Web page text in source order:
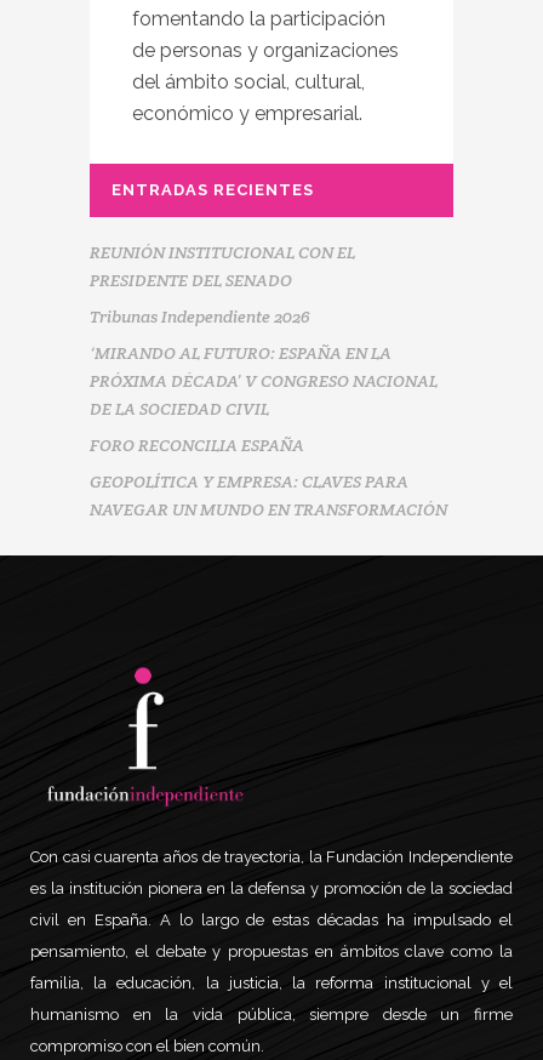
fomentando la participación
de personas y organizaciones
del ámbito social, cultural,
económico y empresarial.
ENTRADAS RECIENTES
REUNIÓN INSTITUCIONAL CON EL
PRESIDENTE DEL SENADO
Tribunas Independiente 2026
‘MIRANDO AL FUTURO: ESPAÑA EN LA
PRÓXIMA DÉCADA’ V CONGRESO NACIONAL
DE LA SOCIEDAD CIVIL
FORO RECONCILIA ESPAÑA
GEOPOLÍTICA Y EMPRESA: CLAVES PARA
NAVEGAR UN MUNDO EN TRANSFORMACIÓN
Con casi cuarenta años de trayectoria, la Fundación Independiente
es la institución pionera en la defensa y promoción de la sociedad
civil en España. A lo largo de estas décadas ha impulsado el
pensamiento, el debate y propuestas en ámbitos clave como la
familia, la educación, la justicia, la reforma institucional y el
humanismo en la vida pública, siempre desde un firme
compromiso con el bien común.